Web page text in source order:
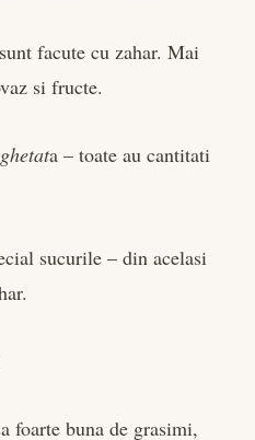
facute cu zahar. Mai
si fructe.
a – toate au cantitati
sucurile – din acelasi
foarte buna de grasimi,